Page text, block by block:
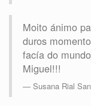
Moito ánimo
duros
facía do
Miguel!!!
Susana Rial